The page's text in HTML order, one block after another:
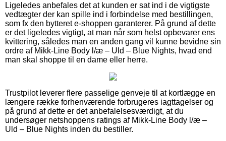
Ligeledes anbefales det at kunden er sat ind i de vigtigste
vedtægter der kan spille ind i forbindelse med bestillingen,
som fx den bytteret e-shoppen garanterer. På grund af dette
er det ligeledes vigtigt, at man når som helst opbevarer ens
kvittering, således man en anden gang vil kunne bevidne sin
ordre af Mikk-Line Body l/æ – Uld – Blue Nights, hvad end
man skal shoppe til en dame eller herre.
Trustpilot leverer flere passelige genveje til at kortlægge en
længere række forhenværende forbrugeres iagttagelser og
på grund af dette er det anbefalelsesværdigt, at du
undersøger netshoppens ratings af Mikk-Line Body l/æ –
Uld – Blue Nights inden du bestiller.